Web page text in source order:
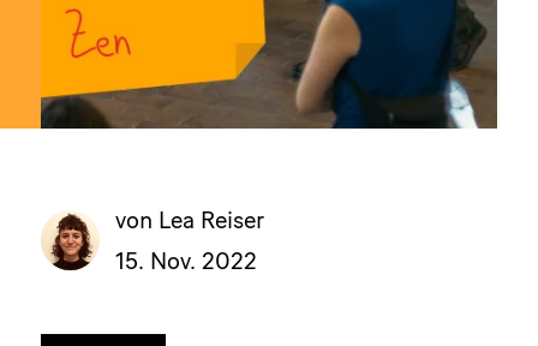
von Lea Reiser
15. Nov. 2022